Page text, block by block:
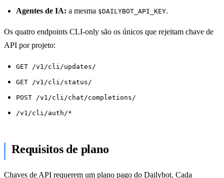
Agentes de IA: a mesma $DAILYBOT_API_KEY.
Os quatro endpoints CLI-only são os únicos que rejeitam chave de
API por projeto:
GET /v1/cli/updates/
GET /v1/cli/status/
POST /v1/cli/chat/completions/
/v1/cli/auth/*
Requisitos de plano
Chaves de API requerem um plano pago do Dailybot. Cada